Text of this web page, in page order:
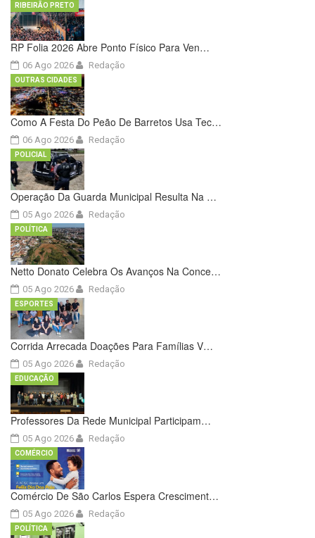
RP Folia 2026 Abre Ponto Físico Para Ven…
06 Ago 2026
RIBEIRÃO PRETO
Redação
Como A Festa Do Peão De Barretos Usa Tec…
06 Ago 2026
OUTRAS CIDADES
Redação
Operação Da Guarda Municipal Resulta Na …
05 Ago 2026
POLICIAL
Redação
Netto Donato Celebra Os Avanços Na Conce…
05 Ago 2026
POLÍTICA
Redação
Corrida Arrecada Doações Para Famílias V…
05 Ago 2026
ESPORTES
Redação
Professores Da Rede Municipal Participam…
05 Ago 2026
EDUCAÇÃO
Redação
Comércio De São Carlos Espera Cresciment…
05 Ago 2026
COMÉRCIO
Redação
POLÍTICA